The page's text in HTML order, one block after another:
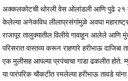
अक्कलकोटची थोरली वेस ओलांडली आणि पुढे २१
केलेल्या अनेकविध लीलाप्रसंगांमुळे अवघा
राजापूर तालुक्यातील विलीये गावाहून आलेले आणि
परिसरात वास्तव्य करून राहणारे हरीभाऊ
एक मुलीसह आपल्या प्रपंचाचा गाडा ढकलीत होते.
या पारंपरिक चौकटीत रमलेल्या हरीभाऊ तावडे